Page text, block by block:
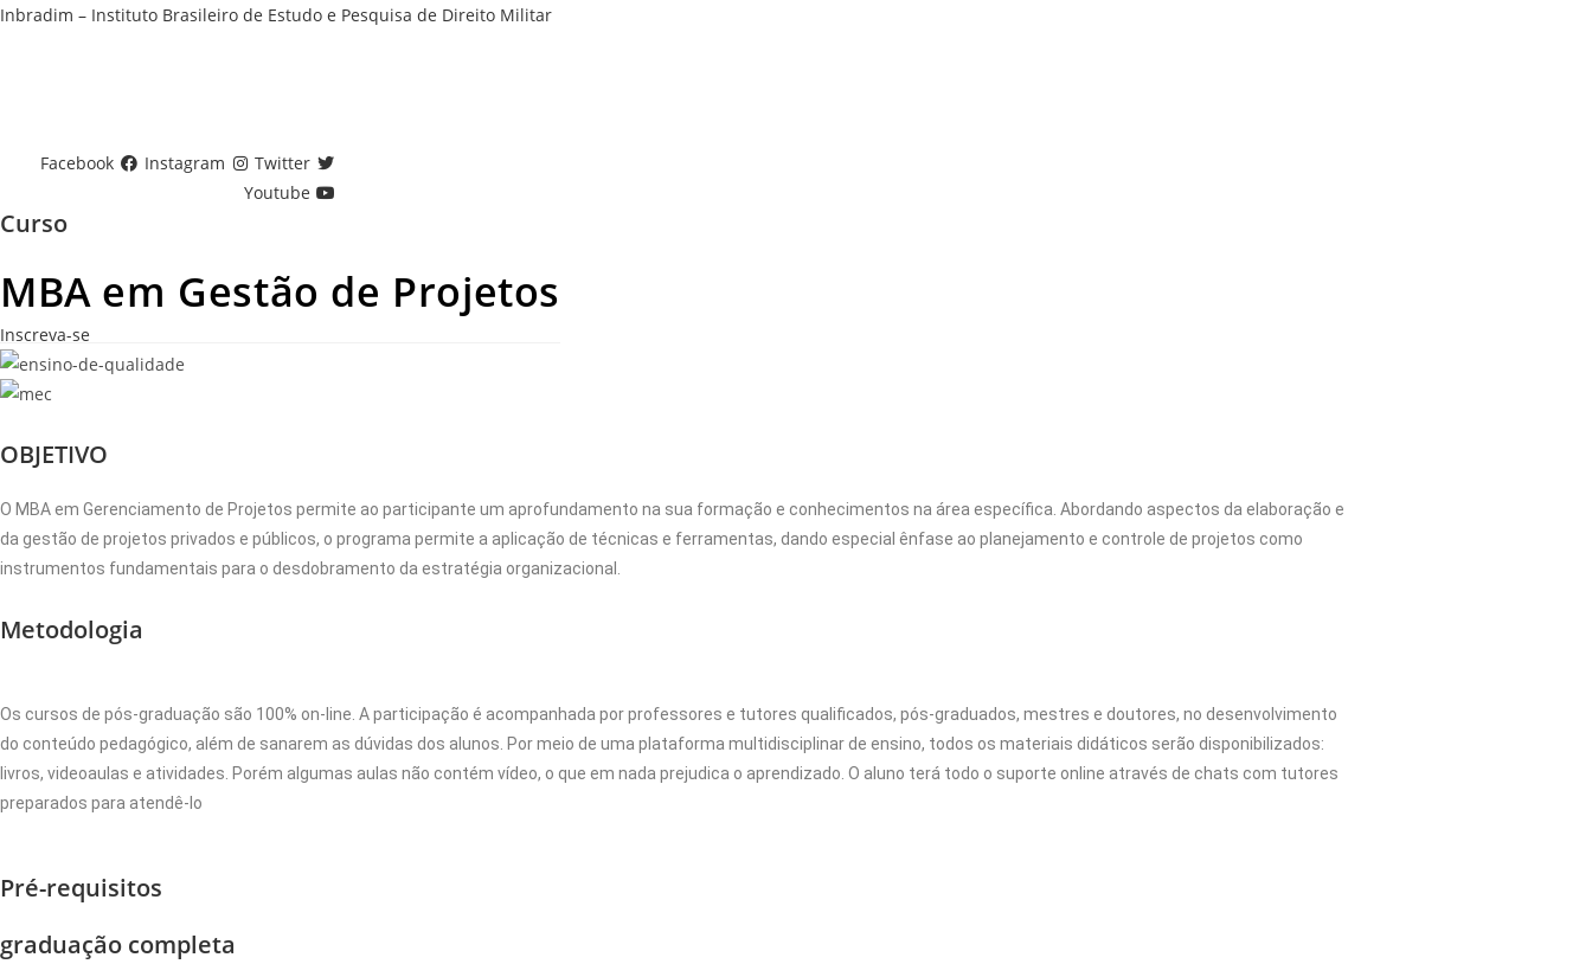
Ir
Inbradim – Instituto Brasileiro de Estudo e Pesquisa de Direito Militar
Facebook Instagram
Twitter
Youtube
Curso
MBA em Gestão de Projetos
Inscreva-se
OBJETIVO
O MBA em Gerenciamento de Projetos permite ao participante um aprofundamento na sua formação e conhecimentos na área específica. Abordando aspectos da elaboração e
da gestão de projetos privados e públicos, o programa permite a aplicação de técnicas e ferramentas, dando especial ênfase ao planejamento e controle de projetos como
instrumentos fundamentais para o desdobramento da estratégia organizacional.
Metodologia
Os cursos de pós-graduação são 100% on-line. A participação é acompanhada por professores e tutores qualificados, pós-graduados, mestres e doutores, no desenvolvimento
do conteúdo pedagógico, além de sanarem as dúvidas dos alunos. Por meio de uma plataforma multidisciplinar de ensino, todos os materiais didáticos serão disponibilizados:
livros, videoaulas e atividades. Porém algumas aulas não contém vídeo, o que em nada prejudica o aprendizado. O aluno terá todo o suporte online através de chats com tutores
preparados para atendê-lo
Pré-requisitos
graduação completa